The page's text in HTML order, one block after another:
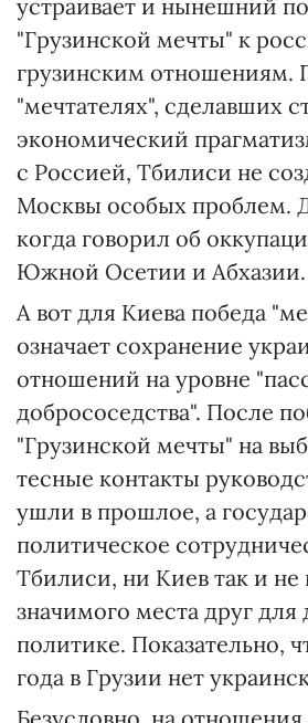
устраивает и нынешний
"Грузинской мечты" к
грузинским отношениям.
"мечтателях", сделавших
экономический
с Россией, Тбилиси не
Москвы особых проблем.
когда говорил об
Южной Осетии и Абхазии.
А вот для Киева победа
означает сохранение
отношений на уровне
добрососедства". После
"Грузинской мечты" на
тесные контакты
ушли в прошлое, а
политическое
Тбилиси, ни Киев так и
значимого места друг для
политике. Показательно,
года в Грузии нет